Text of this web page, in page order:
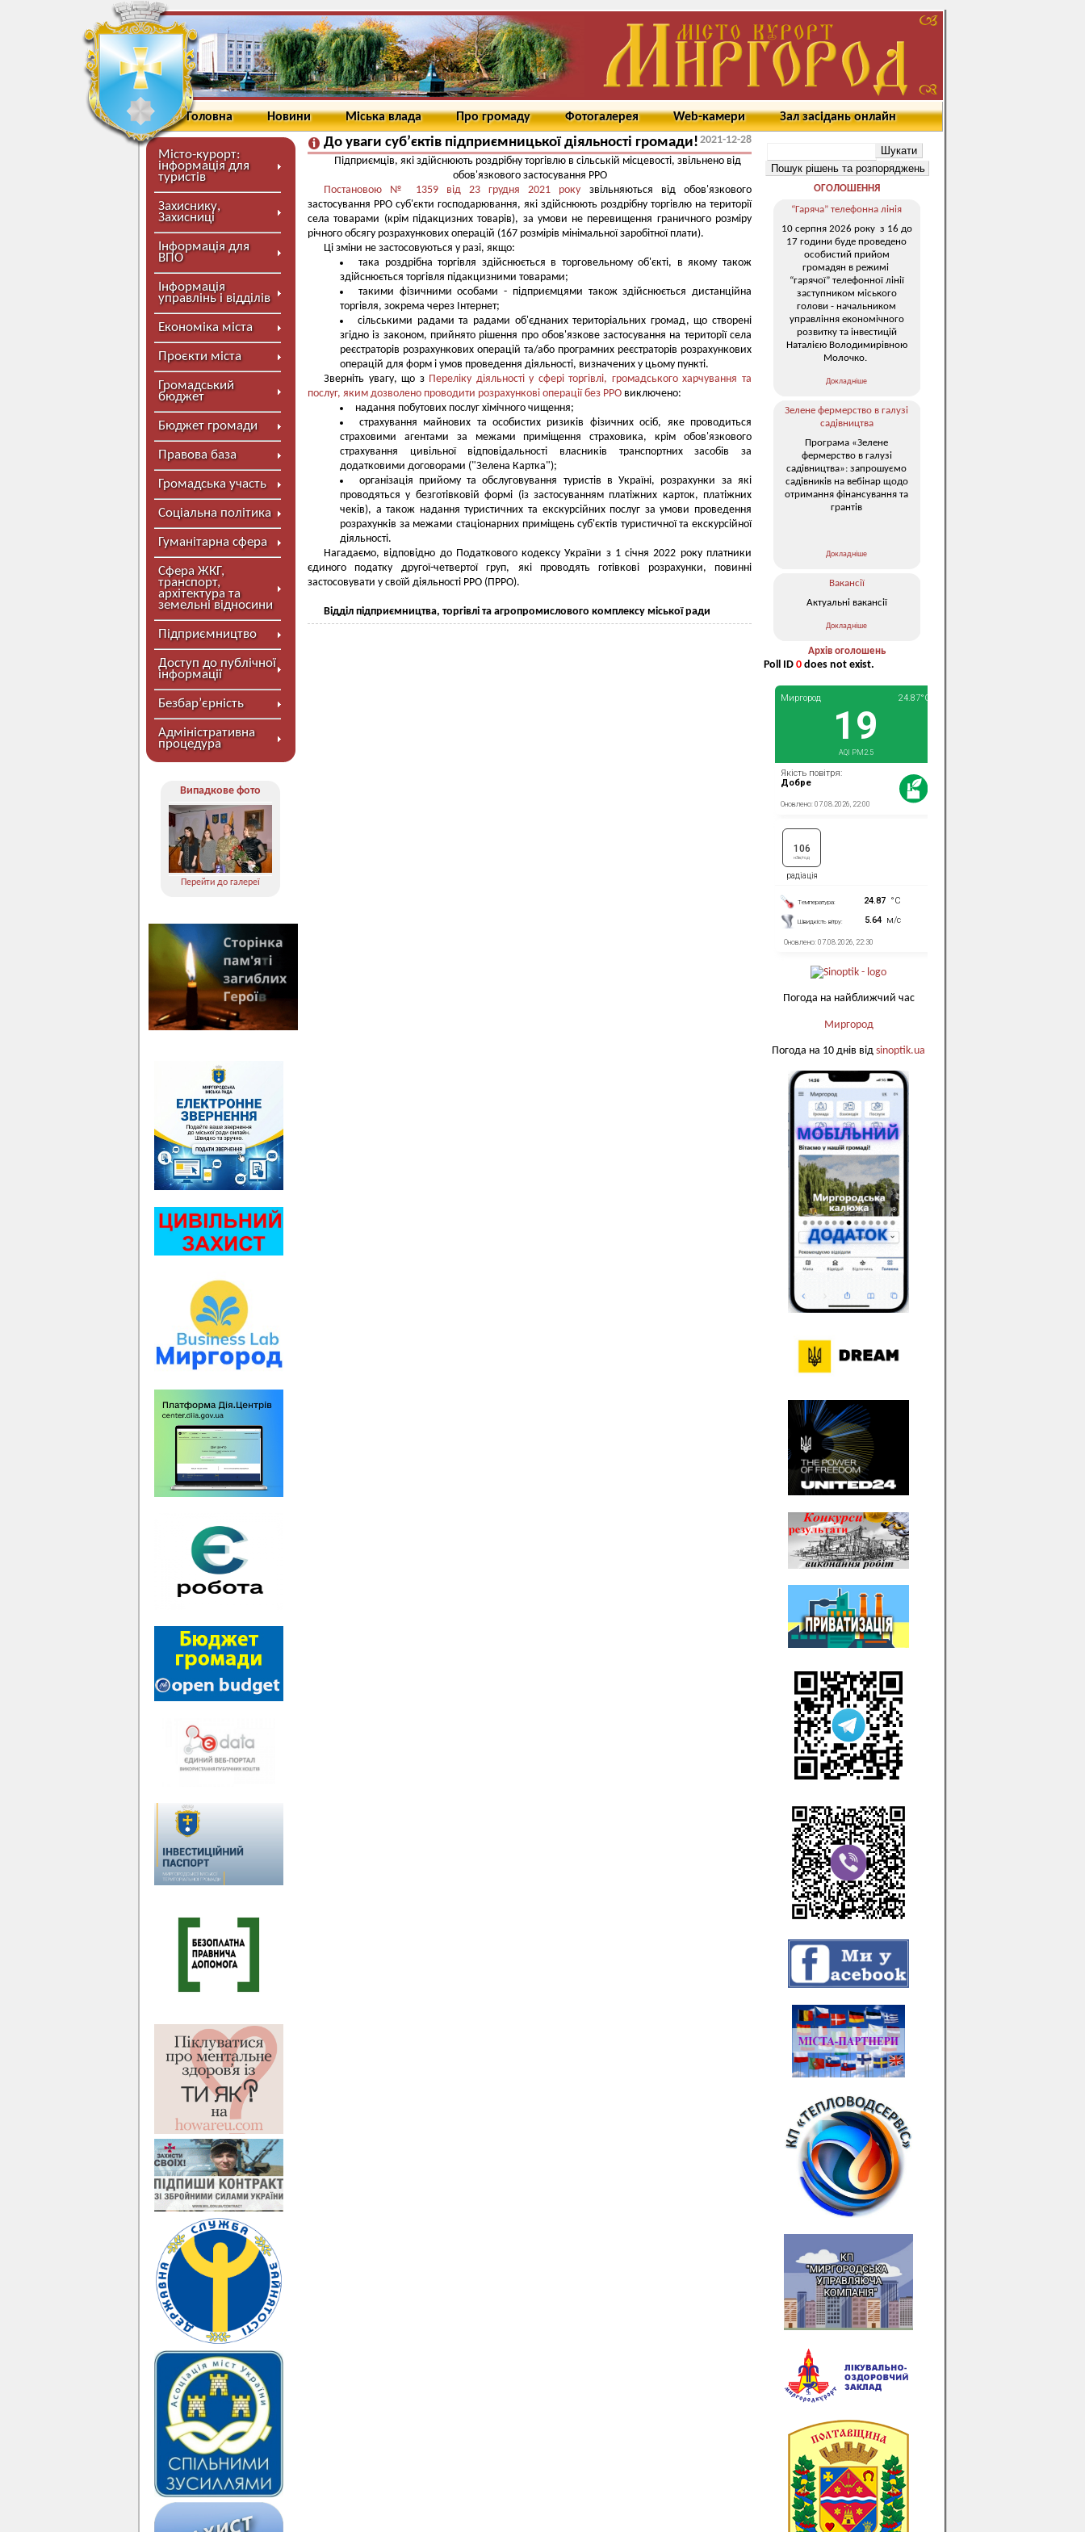
Головна Новини Міська влада Про громаду Фотогалерея Web-камери Зал засідань онлайн
Місто-курорт:
інформація для
туристів
Захиснику,
Захисниці
Інформація для
ВПО
Інформація
управлінь і відділів
Економіка міста
Проєкти міста
Громадський
бюджет
Бюджет громади
Правова база
Громадська участь
Соціальна політика
Гуманітарна сфера
Сфера ЖКГ,
транспорт,
архітектура та
земельні відносини
Підприємництво
Доступ до публічної
інформації
Безбар’єрність
Адміністративна
процедура
Випадкове фото
Перейти до галереї
До уваги суб’єктів підприємницької діяльності громади! 2021-12-28
Підприємців, які здійснюють роздрібну торгівлю в сільській місцевості, звільнено від
обов'язкового застосування РРО
Постановою № 1359 від 23 грудня 2021 року звільняються від обов'язкового
застосування РРО суб'єкти господарювання, які здійснюють роздрібну торгівлю на території
села товарами (крім підакцизних товарів), за умови не перевищення граничного розміру
річного обсягу розрахункових операцій (167 розмірів мінімальної заробітної плати).
Ці зміни не застосовуються у разі, якщо:
така роздрібна торгівля здійснюється в торговельному об'єкті, в якому також
здійснюється торгівля підакцизними товарами;
такими фізичними особами - підприємцями також здійснюється дистанційна
торгівля, зокрема через Інтернет;
сільськими радами та радами об'єднаних територіальних громад, що створені
згідно із законом, прийнято рішення про обов'язкове застосування на території села
реєстраторів розрахункових операцій та/або програмних реєстраторів розрахункових
операцій для форм і умов проведення діяльності, визначених у цьому пункті.
Зверніть увагу, що з Переліку діяльності у сфері торгівлі, громадського харчування та
послуг, яким дозволено проводити розрахункові операції без РРО виключено:
надання побутових послуг хімічного чищення;
страхування майнових та особистих ризиків фізичних осіб, яке проводиться
страховими агентами за межами приміщення страховика, крім обов'язкового
страхування цивільної відповідальності власників транспортних засобів за
додатковими договорами ("Зелена Картка");
організація прийому та обслуговування туристів в Україні, розрахунки за які
проводяться у безготівковій формі (із застосуванням платіжних карток, платіжних
чеків), а також надання туристичних та екскурсійних послуг за умови проведення
розрахунків за межами стаціонарних приміщень суб'єктів туристичної та екскурсійної
діяльності.
Нагадаємо, відповідно до Податкового кодексу України з 1 січня 2022 року платники
єдиного податку другої-четвертої груп, які проводять готівкові розрахунки, повинні
застосовувати у своїй діяльності РРО (ПРРО).
Відділ підприємництва, торгівлі та агропромислового комплексу міської ради
ОГОЛОШЕННЯ
“Гаряча” телефонна лінія
10 серпня 2026 року з 16 до
17 години буде проведено
особистий прийом
громадян в режимі
“гарячої” телефонної лінії
заступником міського
голови - начальником
управління економічного
розвитку та інвестицій
Наталією Володимирівною
Молочко.
Докладніше
Зелене фермерство в галузі
садівництва
Програма «Зелене
фермерство в галузі
садівництва»: запрошуємо
садівників на вебінар щодо
отримання фінансування та
грантів
Докладніше
Вакансії
Актуальні вакансії
Докладніше
Архів оголошень
Poll ID 0 does not exist.
Погода на найближчий час
Миргород
Погода на 10 днів від sinoptik.ua